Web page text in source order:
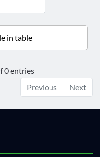
in table
0 entries
Previous
Next